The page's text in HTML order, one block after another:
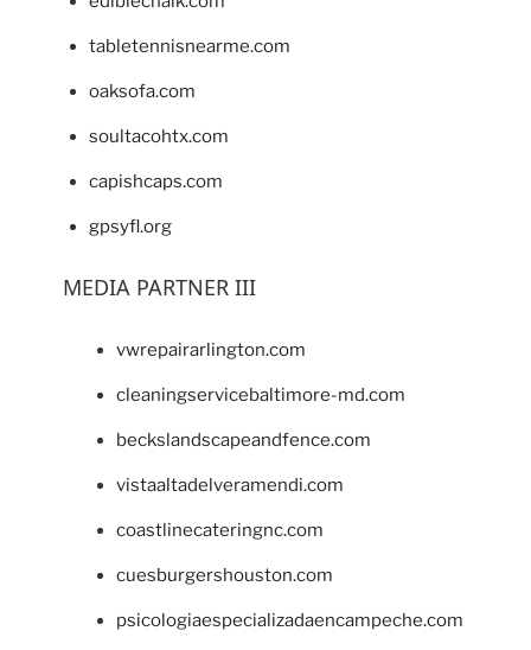
tabletennisnearme.com
oaksofa.com
soultacohtx.com
capishcaps.com
gpsyfl.org
MEDIA PARTNER III
vwrepairarlington.com
cleaningservicebaltimore-md.com
beckslandscapeandfence.com
vistaaltadelveramendi.com
coastlinecateringnc.com
cuesburgershouston.com
psicologiaespecializadaencampeche.com